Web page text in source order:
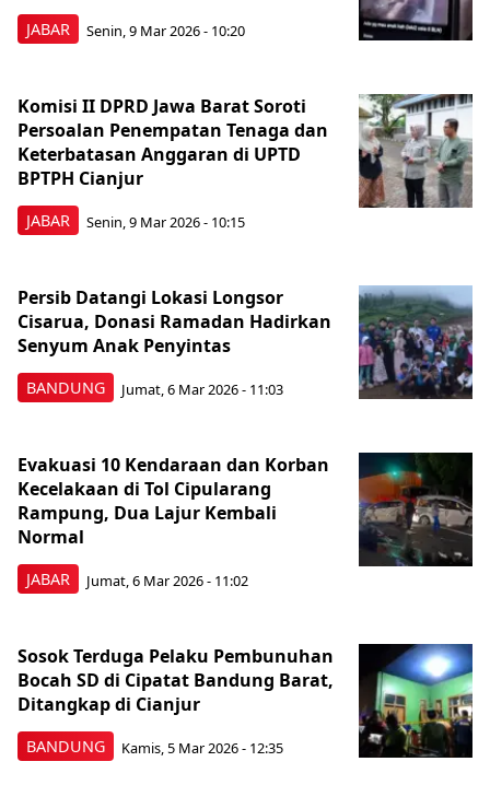
JABAR Senin, 9 Mar 2026 - 10:20
JABAR
Komisi II DPRD Jawa Barat Soroti
Persoalan Penempatan Tenaga dan
Keterbatasan Anggaran di UPTD
BPTPH Cianjur
Senin, 9 Mar 2026 - 10:15
BANDUNG
Persib Datangi Lokasi Longsor
Cisarua, Donasi Ramadan Hadirkan
Senyum Anak Penyintas
Jumat, 6 Mar 2026 - 11:03
JABAR
Evakuasi 10 Kendaraan dan Korban
Kecelakaan di Tol Cipularang
Rampung, Dua Lajur Kembali
Normal
Jumat, 6 Mar 2026 - 11:02
BANDUNG
Sosok Terduga Pelaku Pembunuhan
Bocah SD di Cipatat Bandung Barat,
Ditangkap di Cianjur
Kamis, 5 Mar 2026 - 12:35